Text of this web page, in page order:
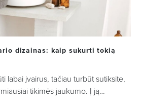
dizainas: kaip sukurti tokią
labai įvairus, tačiau turbūt sutiksite,
tikimės jaukumo. Į ją…